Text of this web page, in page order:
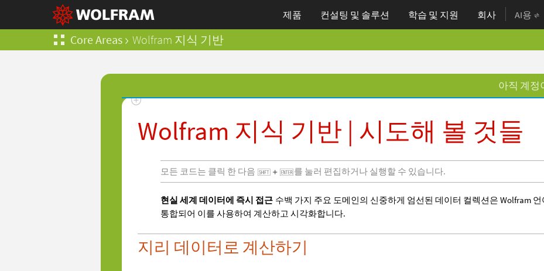
제품 컨설팅 및 솔루션 학습 및 지원 회사 AI용
Core Areas Wolfram 지식 기반
아직 계정